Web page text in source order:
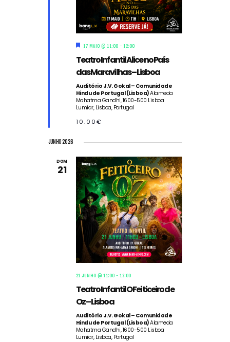
D
s
t
a
q
u
e
17 MAIO @ 11:00 - 12:00
Teatro Infantil Alice no País
das Maravilhas – Lisboa
Auditório J.V. Gokal – Comunidade
Hindu de Portugal (Lisboa)Alameda
Mahatma Gandhi, 1600-500 Lisboa
Lumiar, Lisboa, Portugal
10.00€
JUNHO 2026
DOM
21
21 JUNHO @ 11:00 - 12:00
Teatro Infantil O Feiticeiro de
Oz – Lisboa
Auditório J.V. Gokal – Comunidade
Hindu de Portugal (Lisboa)Alameda
Mahatma Gandhi, 1600-500 Lisboa
Lumiar, Lisboa, Portugal